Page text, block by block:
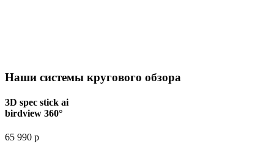
Наши системы кругового обзора
3D spec stick ai
birdview 360°
65 990 р